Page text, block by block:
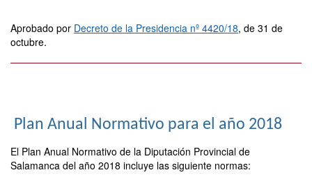
Aprobado por Decreto de la Presidencia nº 4420/18, de 31 de
octubre.
Plan Anual Normativo para el año 2018
El Plan Anual Normativo de la Diputación Provincial de
Salamanca del año 2018 incluye las siguiente normas: